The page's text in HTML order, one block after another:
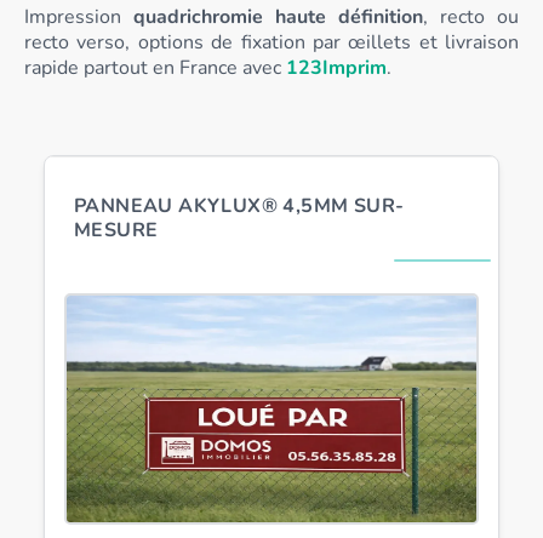
Impression quadrichromie haute définition, recto ou
recto verso, options de fixation par œillets et livraison
rapide partout en France avec 123Imprim.
PANNEAU AKYLUX® 4,5MM SUR-
MESURE